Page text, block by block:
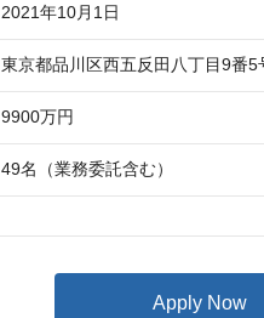
2021年10月1日
9900万円
49名（業務委託含む）
Apply Now